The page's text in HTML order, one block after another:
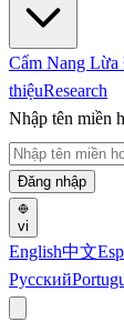
Cẩm Nang Lừa
thiệuResearch
Nhập tên miền
Đăng nhập
vi
English中文
Русский